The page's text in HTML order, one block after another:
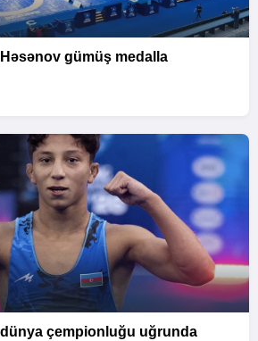
gümüş medalla
dünya çempionluğu uğrunda